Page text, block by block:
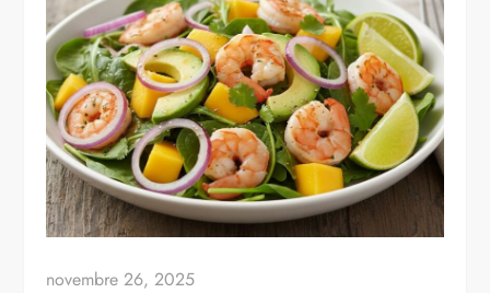
novembre 26, 2025